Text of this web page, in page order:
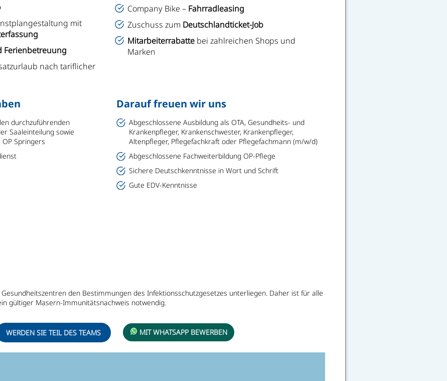
mit
Ferienbetreuung
nach tariflicher
Company Bike – Fahrradleasing
Zuschuss zum Deutschlandticket-Job
Mitarbeiterrabatte bei zahlreichen Shops und
Marken
durchzuführenden
Saaleinteilung sowie
Springers
Darauf freuen wir uns
Abgeschlossene Ausbildung als OTA, Gesundheits- und
Krankenpfleger, Krankenschwester, Krankenpfleger,
Altenpfleger, Pflegefachkraft oder Pflegefachmann (m/w/d)
Abgeschlossene Fachweiterbildung OP-Pflege
Sichere Deutschkenntnisse in Wort und Schrift
Gute EDV-Kenntnisse
Gesundheitszentren den Bestimmungen des Infektionsschutzgesetzes unterliegen. Daher ist für alle
gültiger Masern-Immunitätsnachweis notwendig.
WERDEN SIE TEIL DES TEAMS MIT WHATSAPP BEWERBEN